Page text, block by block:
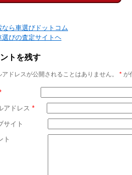
なら車選びドットコム
選びの査定サイトヘ
トを残す
アドレスが公開されることはありません。 * が
アドレス *
サイト
ト